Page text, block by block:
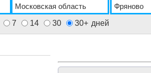
7 14 30 30+ дней